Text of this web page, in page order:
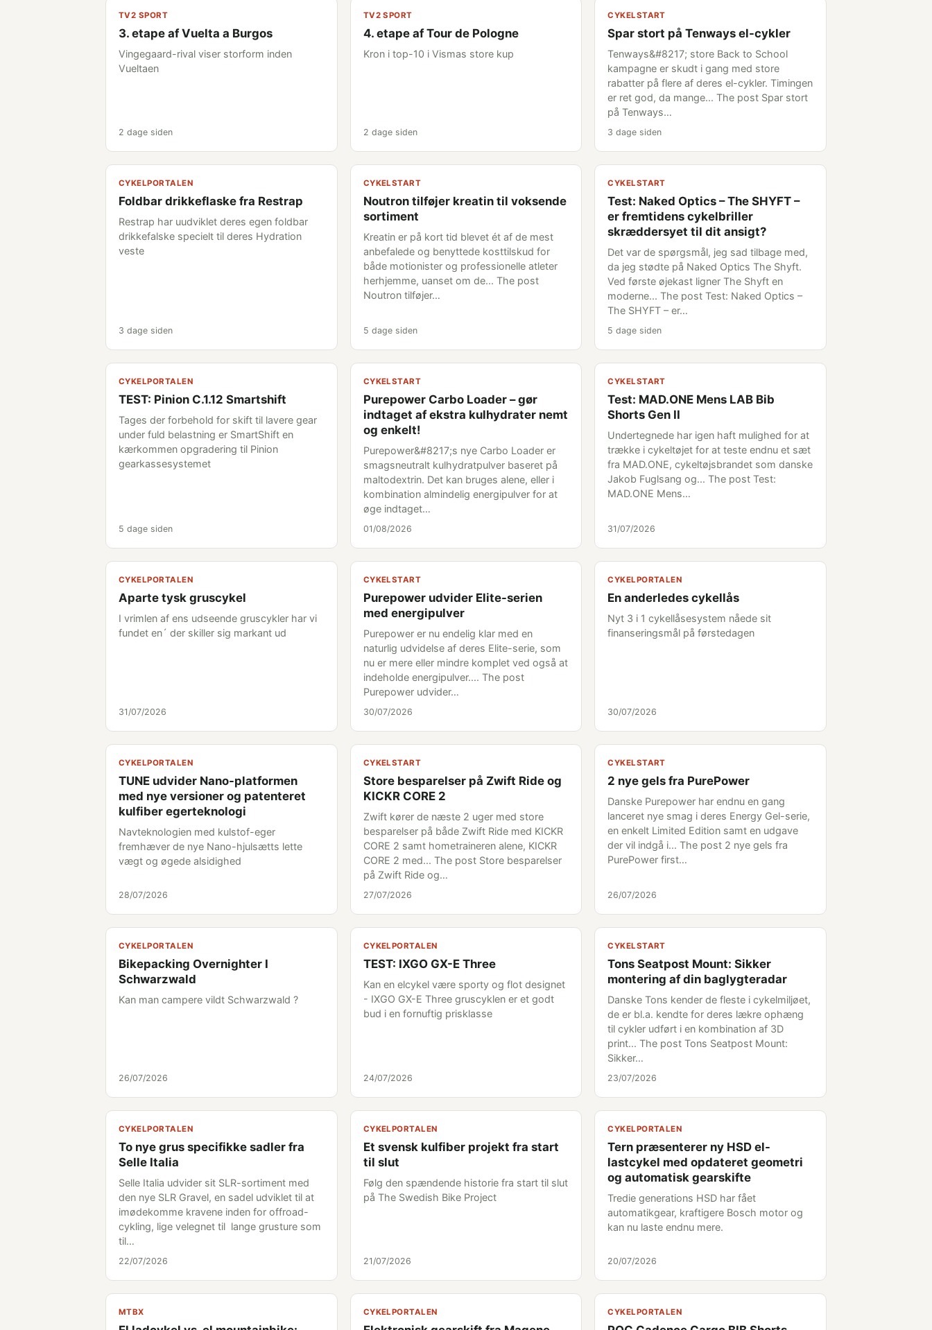
TV2 SPORT
3. etape af Vuelta a Burgos
Vingegaard-rival viser storform inden
Vueltaen
2 dage siden
TV2 SPORT
4. etape af Tour de Pologne
Kron i top-10 i Vismas store kup
2 dage siden
CYKELSTART
Spar stort på Tenways el-cykler
Tenways&#8217; store Back to School
kampagne er skudt i gang med store
rabatter på flere af deres el-cykler. Timingen
er ret god, da mange... The post Spar stort
på Tenways…
3 dage siden
CYKELPORTALEN
Foldbar drikkeflaske fra Restrap
Restrap har uudviklet deres egen foldbar
drikkefalske specielt til deres Hydration
veste
3 dage siden
CYKELSTART
Noutron tilføjer kreatin til voksende
sortiment
Kreatin er på kort tid blevet ét af de mest
anbefalede og benyttede kosttilskud for
både motionister og professionelle atleter
herhjemme, uanset om de... The post
Noutron tilføjer…
5 dage siden
CYKELSTART
Test: Naked Optics – The SHYFT –
er fremtidens cykelbriller
skræddersyet til dit ansigt?
Det var de spørgsmål, jeg sad tilbage med,
da jeg stødte på Naked Optics The Shyft.
Ved første øjekast ligner The Shyft en
moderne... The post Test: Naked Optics –
The SHYFT – er…
5 dage siden
CYKELPORTALEN
TEST: Pinion C.1.12 Smartshift
Tages der forbehold for skift til lavere gear
under fuld belastning er SmartShift en
kærkommen opgradering til Pinion
gearkassesystemet
5 dage siden
CYKELSTART
Purepower Carbo Loader – gør
indtaget af ekstra kulhydrater nemt
og enkelt!
Purepower&#8217;s nye Carbo Loader er
smagsneutralt kulhydratpulver baseret på
maltodextrin. Det kan bruges alene, eller i
kombination almindelig energipulver for at
øge indtaget…
01/08/2026
CYKELSTART
Test: MAD.ONE Mens LAB Bib
Shorts Gen II
Undertegnede har igen haft mulighed for at
trække i cykeltøjet for at teste endnu et sæt
fra MAD.ONE, cykeltøjsbrandet som danske
Jakob Fuglsang og... The post Test:
MAD.ONE Mens…
31/07/2026
CYKELPORTALEN
Aparte tysk gruscykel
I vrimlen af ens udseende gruscykler har vi
fundet en´ der skiller sig markant ud
31/07/2026
CYKELSTART
Purepower udvider Elite-serien
med energipulver
Purepower er nu endelig klar med en
naturlig udvidelse af deres Elite-serie, som
nu er mere eller mindre komplet ved også at
indeholde energipulver.... The post
Purepower udvider…
30/07/2026
CYKELPORTALEN
En anderledes cykellås
Nyt 3 i 1 cykellåsesystem nåede sit
finanseringsmål på førstedagen
30/07/2026
CYKELPORTALEN
TUNE udvider Nano-platformen
med nye versioner og patenteret
kulfiber egerteknologi
Navteknologien med kulstof-eger
fremhæver de nye Nano-hjulsætts lette
vægt og øgede alsidighed
28/07/2026
CYKELSTART
Store besparelser på Zwift Ride og
KICKR CORE 2
Zwift kører de næste 2 uger med store
besparelser på både Zwift Ride med KICKR
CORE 2 samt hometraineren alene, KICKR
CORE 2 med... The post Store besparelser
på Zwift Ride og…
27/07/2026
CYKELSTART
2 nye gels fra PurePower
Danske Purepower har endnu en gang
lanceret nye smag i deres Energy Gel-serie,
en enkelt Limited Edition samt en udgave
der vil indgå i... The post 2 nye gels fra
PurePower first…
26/07/2026
CYKELPORTALEN
Bikepacking Overnighter I
Schwarzwald
Kan man campere vildt Schwarzwald ?
26/07/2026
CYKELPORTALEN
TEST: IXGO GX-E Three
Kan en elcykel være sporty og flot designet
- IXGO GX-E Three gruscyklen er et godt
bud i en fornuftig prisklasse
24/07/2026
CYKELSTART
Tons Seatpost Mount: Sikker
montering af din baglygteradar
Danske Tons kender de fleste i cykelmiljøet,
de er bl.a. kendte for deres lækre ophæng
til cykler udført i en kombination af 3D
print... The post Tons Seatpost Mount:
Sikker…
23/07/2026
CYKELPORTALEN
To nye grus specifikke sadler fra
Selle Italia
Selle Italia udvider sit SLR-sortiment med
den nye SLR Gravel, en sadel udviklet til at
imødekomme kravene inden for offroad-
cykling, lige velegnet til lange grusture som
til…
22/07/2026
CYKELPORTALEN
Et svensk kulfiber projekt fra start
til slut
Følg den spændende historie fra start til slut
på The Swedish Bike Project
21/07/2026
CYKELPORTALEN
Tern præsenterer ny HSD el-
lastcykel med opdateret geometri
og automatisk gearskifte
Tredie generations HSD har fået
automatikgear, kraftigere Bosch motor og
kan nu laste endnu mere.
20/07/2026
MTBX CYKELPORTALEN CYKELPORTALEN